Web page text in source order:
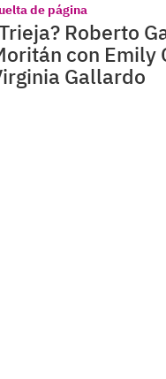
de página
Roberto
con Emily
Gallardo